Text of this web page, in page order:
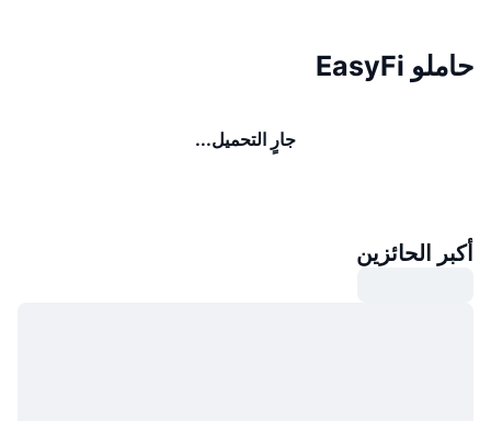
حاملو EasyFi
جارٍ التحميل...
أكبر الحائزين